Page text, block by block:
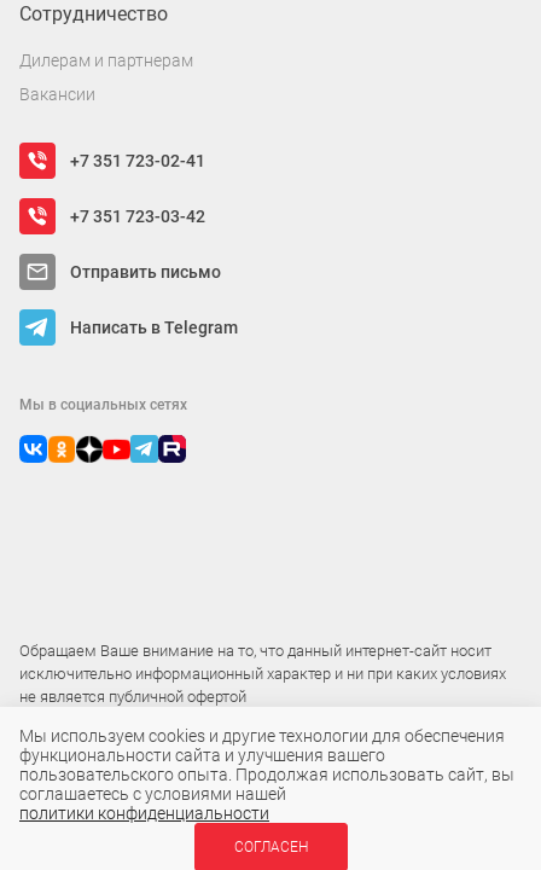
Сотрудничество
Дилерам и партнерам
Вакансии
+7 351 723-02-41
+7 351 723-03-42
Отправить письмо
Написать в Telegram
Мы в социальных сетях
Обращаем Ваше внимание на то, что данный интернет-сайт носит
исключительно информационный характер и ни при каких условиях
не является публичной офертой
2015 – 2026 © ООО «Локос»
В КОРЗИНУ
Мы используем cookies и другие технологии для обеспечения
функциональности сайта и улучшения вашего
пользовательского опыта. Продолжая использовать сайт, вы
соглашаетесь с условиями нашей
политики конфиденциальности
СОГЛАСЕН